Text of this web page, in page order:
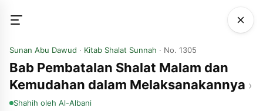
Sunan Abu Dawud · Kitab Shalat Sunnah · No. 1305
Bab Pembatalan Shalat Malam dan
Kemudahan dalam Melaksanakannya
Shahih oleh Al-Albani